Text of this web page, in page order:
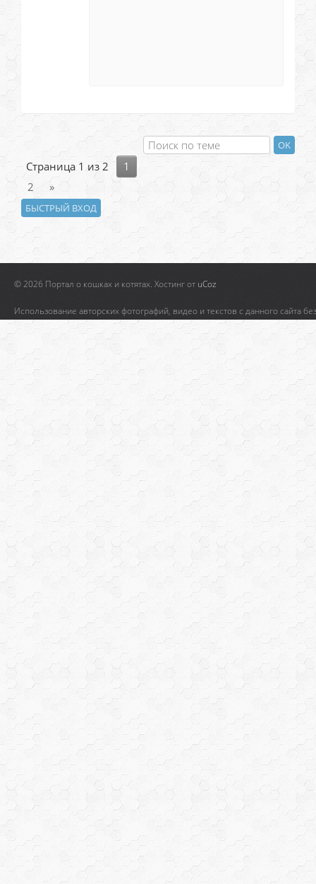
Страница 1 из 2
1
2
»
© 2026 Портал о кошках и котятах. Хостинг от uCoz
Использование авторских фотографий, видео и текстов с данного сайта